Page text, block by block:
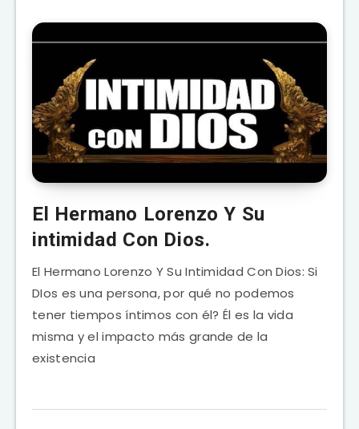
El Hermano Lorenzo Y Su
intimidad Con Dios.
El Hermano Lorenzo Y Su Intimidad Con Dios: Si
DIos es una persona, por qué no podemos
tener tiempos íntimos con él? Él es la vida
misma y el impacto más grande de la
existencia